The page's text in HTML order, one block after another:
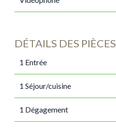
DÉTAILS DES PIÈCES
1 Entrée
1 Séjour/cuisine
1 Dégagement